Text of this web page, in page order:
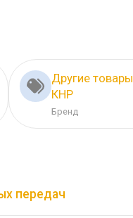
Другие товары
КНР
Бренд
передач